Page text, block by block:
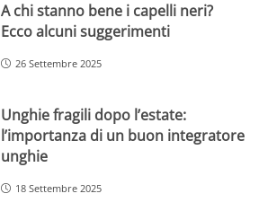
A chi stanno bene i capelli neri?
Ecco alcuni suggerimenti
26 Settembre 2025
Unghie fragili dopo l’estate:
l’importanza di un buon integratore
unghie
18 Settembre 2025